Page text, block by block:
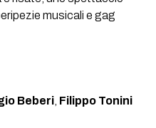
musicali e gag
Beberi Filippo Tonini